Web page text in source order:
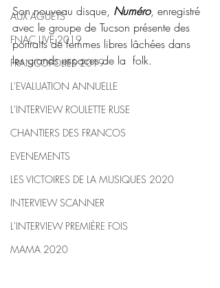
AUX AGUETS
FNAC LIVE 2019
FRANCOFOLIES 2019
L'EVALUATION ANNUELLE
L'INTERVIEW ROULETTE RUSE
CHANTIERS DES FRANCOS
EVENEMENTS
LES VICTOIRES DE LA MUSIQUES 2020
INTERVIEW SCANNER
L'INTERVIEW PREMIÈRE FOIS
MAMA 2020
Son nouveau disque, Numéro, enregistré
avec le groupe de Tucson présente des
portraits de femmes libres lâchées dans
les grands espaces de la  folk.